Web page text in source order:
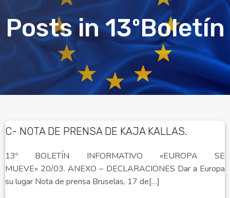
Posts in 13ºBoletín
C- NOTA DE PRENSA DE KAJA KALLAS.
13º BOLETÍN INFORMATIVO «EUROPA SE
MUEVE» 20/03. ANEXO – DECLARACIONES Dar a Europa
su lugar Nota de prensa Bruselas, 17 de[…]